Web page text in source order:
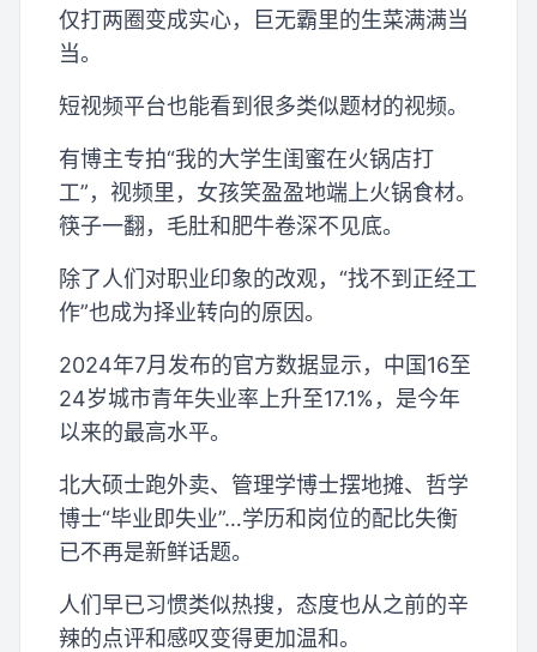
仅打两圈变成实心，巨无霸里的生菜满满当
当。
短视频平台也能看到很多类似题材的视频。
有博主专拍“我的大学生闺蜜在火锅店打
工”，视频里，女孩笑盈盈地端上火锅食材。
筷子一翻，毛肚和肥牛卷深不见底。
除了人们对职业印象的改观，“找不到正经工
作”也成为择业转向的原因。
2024年7月发布的官方数据显示，中国16至
24岁城市青年失业率上升至17.1%，是今年
以来的最高水平。
北大硕士跑外卖、管理学博士摆地摊、哲学
博士“毕业即失业”…学历和岗位的配比失衡
已不再是新鲜话题。
人们早已习惯类似热搜，态度也从之前的辛
辣的点评和感叹变得更加温和。